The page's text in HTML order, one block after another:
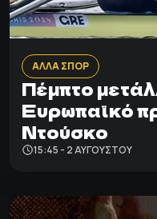
ΑΛΛΑ ΣΠΟΡ
Πέμπτο
Ευρωπαϊκό
Ντούσκο
15:45 - 2 ΑΥΓΟΎΣΤΟΥ